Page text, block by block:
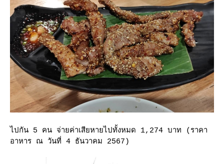
ไปกัน 5 คน จ่ายค่าเสียหายไปทั้งหมด 1,274 บาท (ราคา
อาหาร ณ วันที่ 4 ธันวาคม 2567)